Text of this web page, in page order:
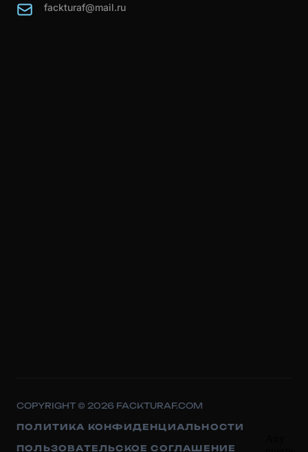
fackturaf@mail.ru
COPYRIGHT © 2026 FACKTURAF.COM
ПОЛИТИКА КОНФИДЕНЦИАЛЬНОСТИ
ПОЛЬЗОВАТЕЛЬСКОЕ СОГЛАШЕНИЕ